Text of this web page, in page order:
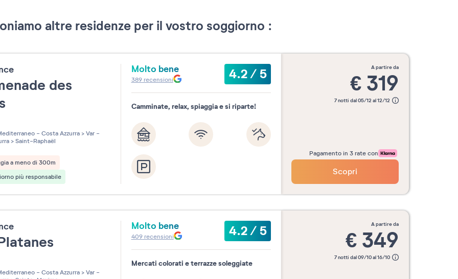
altre residenze per il vostro soggiorno :
des
sur 5 - Costa Azzurra > Var -
> Saint-Raphaël
a meno di 300m
più responsabile
Molto bene 4.2/5
389recensioni
Camminate, relax, spiaggia e si riparte!
a partire da
€ 319
7 notti dal 05/12 al 12/12
Pagamento in 3 rate con
Scopri
sur 5 - Costa Azzurra > Var -
Molto bene 4.2/5
409recensioni
Mercati colorati e terrazze soleggiate
a partire da
€ 349
7 notti dal 09/10 al 16/10